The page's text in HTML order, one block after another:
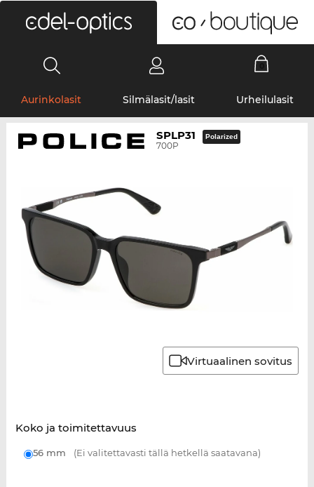
Aurinkolasit Silmälasit/lasit Urheilulasit
SPLP31
700P
Polarized
Virtuaalinen sovitus
Koko ja toimitettavuus
56 mm (Ei valitettavasti tällä hetkellä saatavana)